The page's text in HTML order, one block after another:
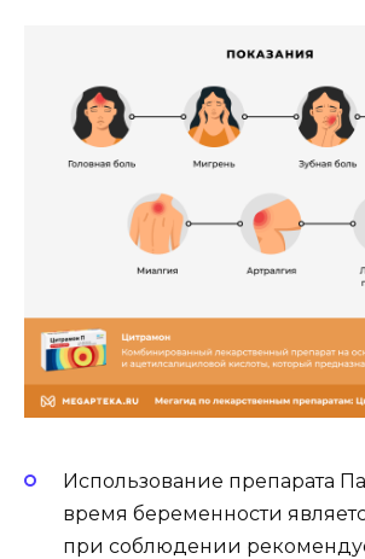
Использование препарата
время беременности
при соблюдении